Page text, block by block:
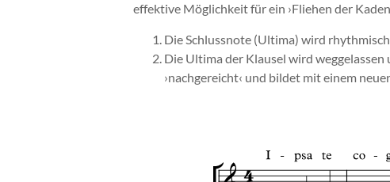
effektive Möglichkeit für ein ›Fliehen der
Die Schlussnote (Ultima) wird
Die Ultima der Klausel wird weggelassen
›nachgereicht‹ und bildet mit einem